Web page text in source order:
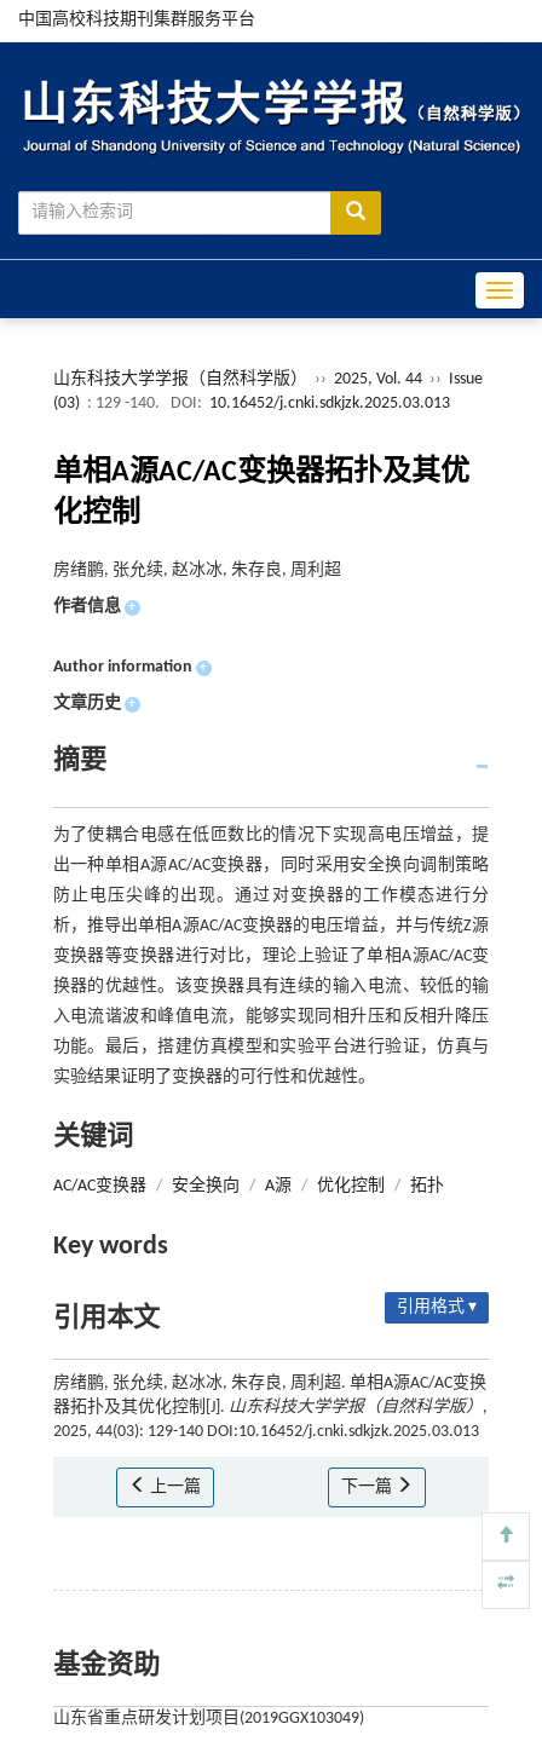
中国高校科技期刊集群服务平台
山东科技大学学报（自然科学版） ›› 2025, Vol. 44 ›› Issue
(03) : 129 -140. DOI: 10.16452/j.cnki.sdkjzk.2025.03.013
单相A源AC/AC变换器拓扑及其优
化控制
房绪鹏, 张允续, 赵冰冰, 朱存良, 周利超
作者信息 +
Author information +
文章历史 +
摘要
为了使耦合电感在低匝数比的情况下实现高电压增益，提
出一种单相A源AC/AC变换器，同时采用安全换向调制策略
防止电压尖峰的出现。通过对变换器的工作模态进行分
析，推导出单相A源AC/AC变换器的电压增益，并与传统Z源
变换器等变换器进行对比，理论上验证了单相A源AC/AC变
换器的优越性。该变换器具有连续的输入电流、较低的输
入电流谐波和峰值电流，能够实现同相升压和反相升降压
功能。最后，搭建仿真模型和实验平台进行验证，仿真与
实验结果证明了变换器的可行性和优越性。
关键词
AC/AC变换器 / 安全换向 / A源 / 优化控制 / 拓扑
Key words
引用本文 引用格式 ▾
房绪鹏, 张允续, 赵冰冰, 朱存良, 周利超. 单相A源AC/AC变换
器拓扑及其优化控制[J]. 山东科技大学学报（自然科学版） ,
2025, 44(03): 129-140 DOI:10.16452/j.cnki.sdkjzk.2025.03.013
上一篇 下一篇
基金资助
山东省重点研发计划项目(2019GGX103049)